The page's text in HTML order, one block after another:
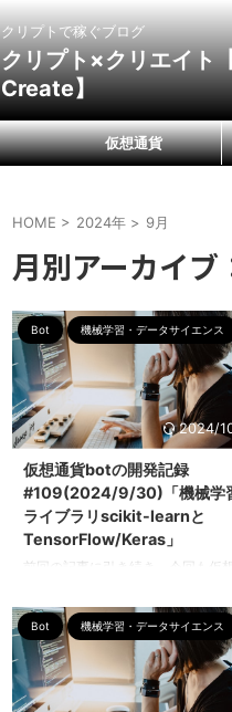
クリプトで稼ぐブログ
クリプト×クリエイト
Create】
仮想通貨
HOME > 2024年 > 9月
月別アーカイ
Bot 機械学習・データサイエンス
2024/
仮想通貨botの開発記録
#109(2024/9/30)「機械学
ライブラリscikit-learnと
TensorFlow/Keras」
前回の記事に引き続き、今回も仮想
す。 今回は「機械学習ライブラリ
scikit-learnとTensorFlow/Keras」
ついて大まかにまとめました。 解決
したかったこと ・scikit-learnと
TensorFlow/Kerasの特徴を理解する
Bot 機械学習・データサイエンス